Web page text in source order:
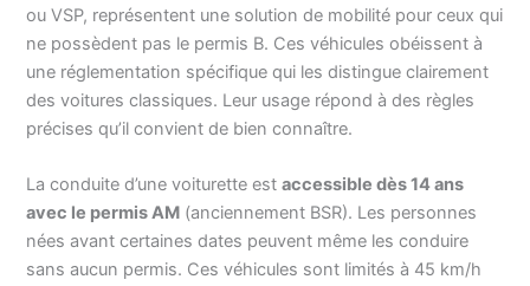
ou VSP, représentent une solution de mobilité pour ceux qui
ne possèdent pas le permis B. Ces véhicules obéissent à
une réglementation spécifique qui les distingue clairement
des voitures classiques. Leur usage répond à des règles
précises qu’il convient de bien connaître.
La conduite d’une voiturette estaccessible dès 14 ans
avec le permis AM (anciennement BSR). Les personnes
nées avant certaines dates peuvent même les conduire
sans aucun permis. Ces véhicules sont limités à 45 km/h